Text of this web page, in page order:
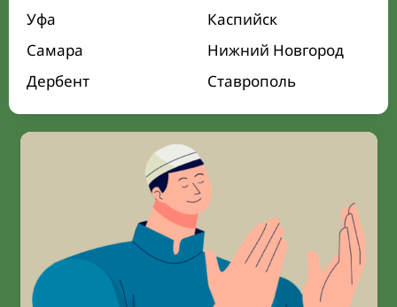
Уфа
Каспийск
Самара
Нижний Новгород
Дербент
Ставрополь